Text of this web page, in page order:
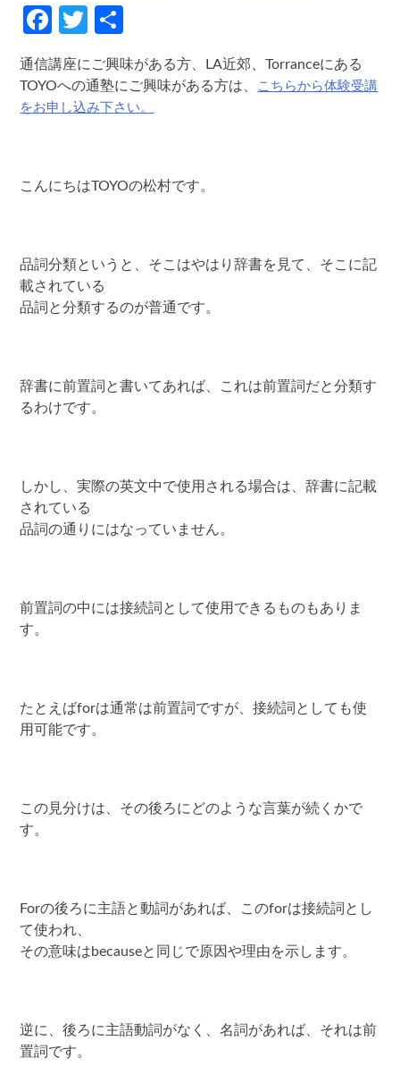
Facebook
Twitter
通信講座にご興味がある方、LA近郊、Torranceにある
TOYOへの通塾にご興味がある方は、
こちらから体験受講
をお申し込み下さい。
こんにちはTOYOの松村です。
品詞分類というと、そこはやはり辞書を見て、そこに記
載されている
品詞と分類するのが普通です。
辞書に前置詞と書いてあれば、これは前置詞だと分類す
るわけです。
しかし、実際の英文中で使用される場合は、辞書に記載
されている
品詞の通りにはなっていません。
前置詞の中には接続詞として使用できるものもありま
す。
たとえばforは通常は前置詞ですが、接続詞としても使
用可能です。
この見分けは、その後ろにどのような言葉が続くかで
す。
Forの後ろに主語と動詞があれば、このforは接続詞とし
て使われ、
その意味はbecauseと同じで原因や理由を示します。
逆に、後ろに主語動詞がなく、名詞があれば、それは前
置詞です。